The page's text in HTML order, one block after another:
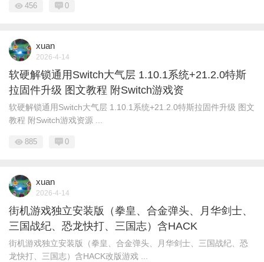
456 0
xuan
2026-4-14
软硬解锁通用Switch大气层 1.10.1系统+21.2.0特斯
拉固件升级 图文教程 附Switch游戏资
软硬解锁通用Switch大气层 1.10.1系统+21.2.0特斯拉固件升级 图文
教程 附Switch游戏资源 ...
885 0
xuan
2026-4-14
街机游戏独立安装版（拳皇、合金弹头、月华剑士、
三国战纪、恐龙快打、三国志）含HACK
街机游戏独立安装版（拳皇、合金弹头、月华剑士、三国战纪、恐
龙快打、三国志）含HACK改版游戏 ...